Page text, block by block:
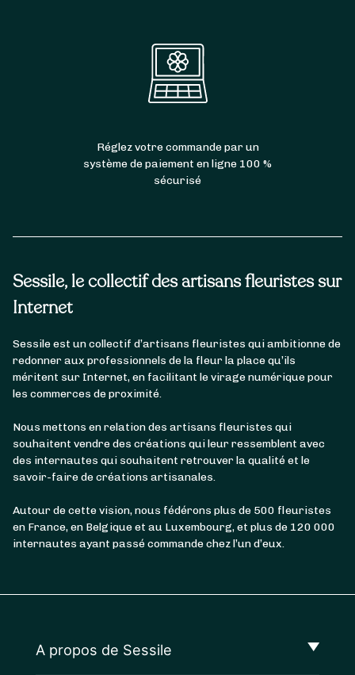
Sessile, le collectif des artisans fleuristes sur
Internet
Sessile est un collectif d’artisans fleuristes qui ambitionne de
redonner aux professionnels de la fleur la place qu’ils
méritent sur Internet, en facilitant le virage numérique pour
les commerces de proximité.
Nous mettons en relation des artisans fleuristes qui
souhaitent vendre des créations qui leur ressemblent avec
des internautes qui souhaitent retrouver la qualité et le
savoir-faire de créations artisanales.
Autour de cette vision, nous fédérons plus de 500 fleuristes
en France, en Belgique et au Luxembourg, et plus de 120 000
internautes ayant passé commande chez l’un d’eux.
Réglez votre commande par un
système de paiement en ligne 100 %
sécurisé
A propos de Sessile